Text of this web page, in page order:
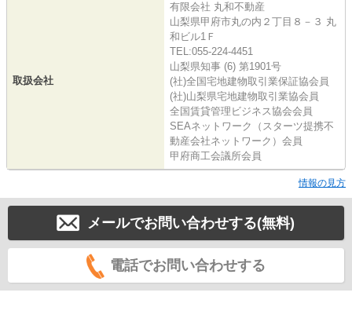
取扱会社
有限会社 丸和不動産
山梨県甲府市丸の内２丁目８－３ 丸
和ビル1Ｆ
TEL:055-224-4451
山梨県知事 (6) 第1901号
(社)全国宅地建物取引業保証協会員
(社)山梨県宅地建物取引業協会員
全国賃貸管理ビジネス協会会員
SEAネットワーク（スターツ提携不
動産会社ネットワーク）会員
甲府商工会議所会員
情報の見方
メールでお問い合わせする(無料)
電話でお問い合わせする